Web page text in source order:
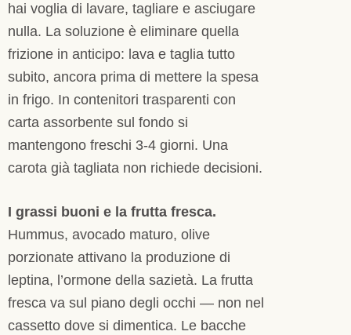
hai voglia di lavare, tagliare e asciugare
nulla. La soluzione è eliminare quella
frizione in anticipo: lava e taglia tutto
subito, ancora prima di mettere la spesa
in frigo. In contenitori trasparenti con
carta assorbente sul fondo si
mantengono freschi 3-4 giorni. Una
carota già tagliata non richiede decisioni.
I grassi buoni e la frutta fresca.
Hummus, avocado maturo, olive
porzionate attivano la produzione di
leptina, l’ormone della sazietà. La frutta
fresca va sul piano degli occhi — non nel
cassetto dove si dimentica. Le bacche